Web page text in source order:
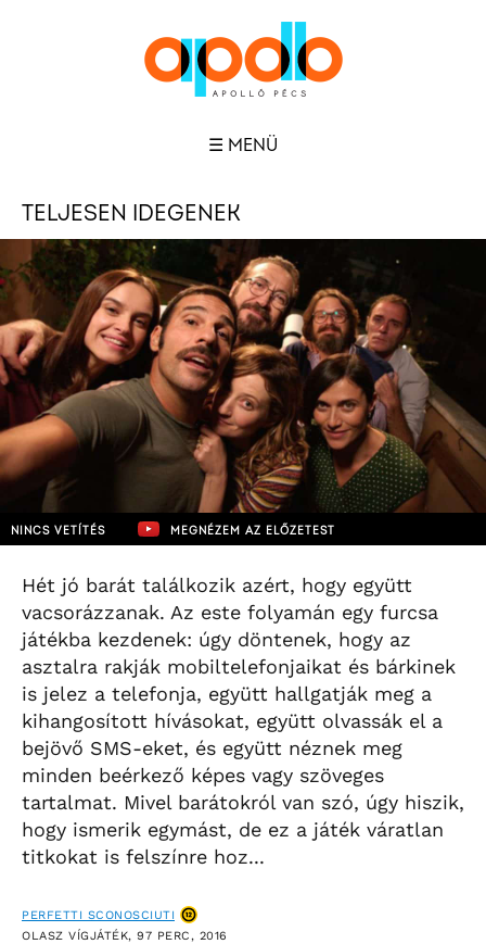
☰ MENÜ
TELJESEN IDEGENEK
NINCS VETÍTÉS MEGNÉZEM AZ ELŐZETEST
Hét jó barát találkozik azért, hogy együtt
vacsorázzanak. Az este folyamán egy furcsa
játékba kezdenek: úgy döntenek, hogy az
asztalra rakják mobiltelefonjaikat és bárkinek
is jelez a telefonja, együtt hallgatják meg a
kihangosított hívásokat, együtt olvassák el a
bejövő SMS-eket, és együtt néznek meg
minden beérkező képes vagy szöveges
tartalmat. Mivel barátokról van szó, úgy hiszik,
hogy ismerik egymást, de ez a játék váratlan
titkokat is felszínre hoz...
PERFETTI SCONOSCIUTI
OLASZ VÍGJÁTÉK, 97 PERC, 2016